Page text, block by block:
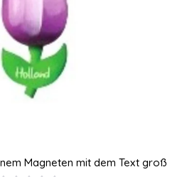
Magneten mit dem Text groß